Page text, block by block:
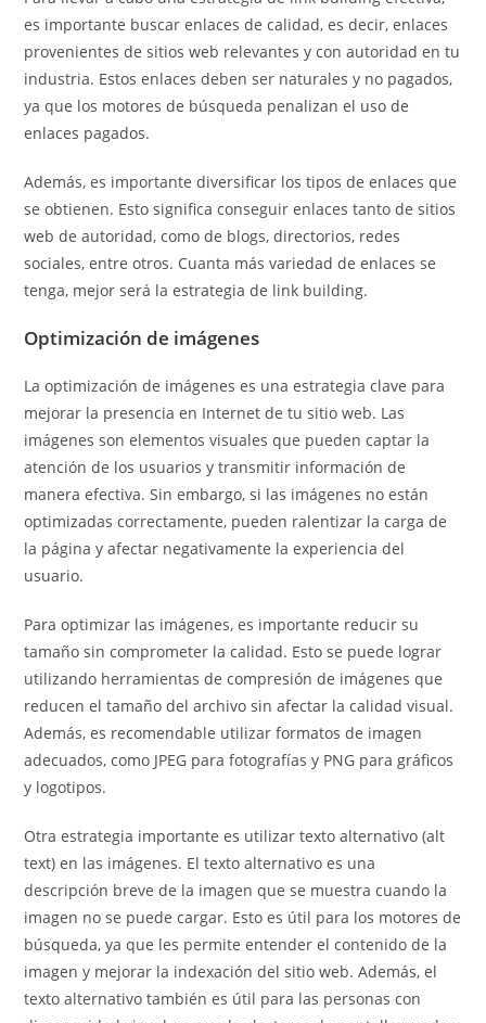
es importante buscar enlaces de calidad, es decir, enlaces
provenientes de sitios web relevantes y con autoridad en tu
industria. Estos enlaces deben ser naturales y no pagados,
ya que los motores de búsqueda penalizan el uso de
enlaces pagados.
Además, es importante diversificar los tipos de enlaces que
se obtienen. Esto significa conseguir enlaces tanto de sitios
web de autoridad, como de blogs, directorios, redes
sociales, entre otros. Cuanta más variedad de enlaces se
tenga, mejor será la estrategia de link building.
Optimización de imágenes
La optimización de imágenes es una estrategia clave para
mejorar la presencia en Internet de tu sitio web. Las
imágenes son elementos visuales que pueden captar la
atención de los usuarios y transmitir información de
manera efectiva. Sin embargo, si las imágenes no están
optimizadas correctamente, pueden ralentizar la carga de
la página y afectar negativamente la experiencia del
usuario.
Para optimizar las imágenes, es importante reducir su
tamaño sin comprometer la calidad. Esto se puede lograr
utilizando herramientas de compresión de imágenes que
reducen el tamaño del archivo sin afectar la calidad visual.
Además, es recomendable utilizar formatos de imagen
adecuados, como JPEG para fotografías y PNG para gráficos
y logotipos.
Otra estrategia importante es utilizar texto alternativo (alt
text) en las imágenes. El texto alternativo es una
descripción breve de la imagen que se muestra cuando la
imagen no se puede cargar. Esto es útil para los motores de
búsqueda, ya que les permite entender el contenido de la
imagen y mejorar la indexación del sitio web. Además, el
texto alternativo también es útil para las personas con